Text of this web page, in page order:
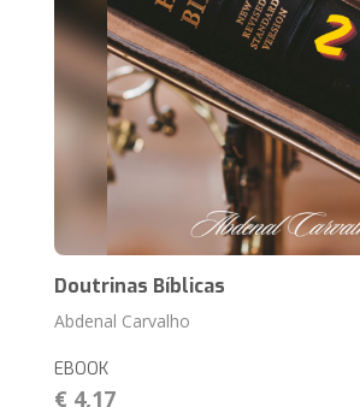
Doutrinas Bíblicas
Abdenal Carvalho
EBOOK
€ 4,17